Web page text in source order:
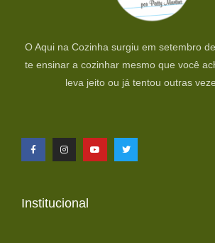
O Aqui na Cozinha surgiu em setembro
te ensinar a cozinhar mesmo que você
leva jeito ou já tentou outras
Institucional